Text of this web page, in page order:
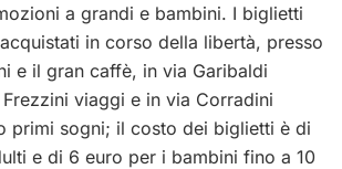
a grandi e bambini. I biglietti
in corso della libertà, presso
e il gran caffè, in via Garibaldi
Frezzini viaggi e in via Corradini
primi sogni; il costo dei biglietti è di
e di 6 euro per i bambini fino a 10